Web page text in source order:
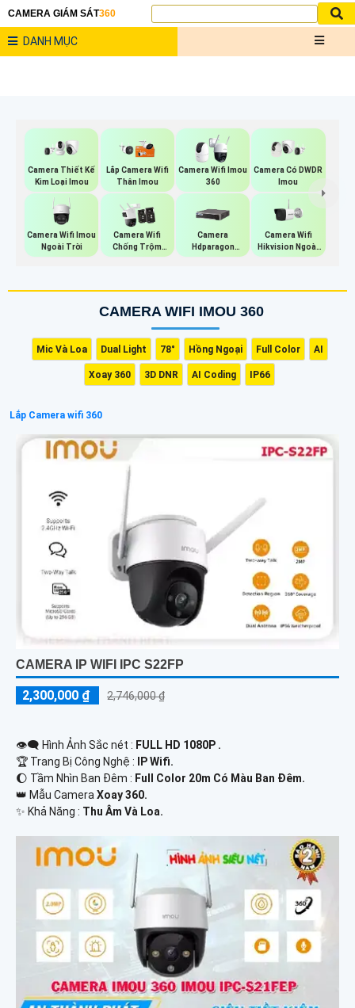
CAMERA GIÁM SÁT360
DANH MỤC
Camera Thiết Kế
Kim Loại Imou
Lắp Camera Wifi
Thân Imou
Camera Wifi Imou
360
Camera Có DWDR
Imou
Camera Wifi Imou
Ngoài Trời
Camera Wifi
Chống Trộm
Imou
Camera
Hdparagon
Starlight
Camera Wifi
Hikvision Ngoài
Trời
CAMERA WIFI IMOU 360
Mic Và Loa Dual Light 78° Hồng Ngoại Full Color AI
Xoay 360 3D DNR AI Coding IP66
Lắp Camera wifi 360
CAMERA IP WIFI IPC S22FP
2,300,000 ₫ 2,746,000 ₫
👁️‍🗨 Hình Ảnh Sắc nét : FULL HD 1080P .
🏆 Trang Bị Công Nghệ :
IP Wifi.
🌔 Tầm Nhìn Ban Đêm : Full Color 20m Có Màu Ban Đêm.
👑 Mẫu Camera Xoay 360.
️✨ Khả Năng : Thu Âm Và Loa.